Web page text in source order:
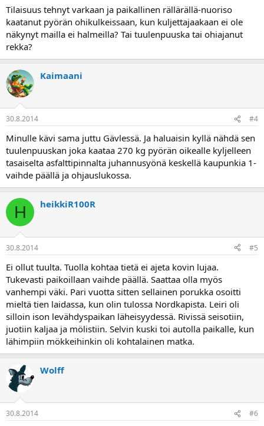
Tilaisuus tehnyt varkaan ja paikallinen rällärällä-nuoriso
kaatanut pyörän ohikulkeissaan, kun kuljettajaakaan ei ole
näkynyt mailla ei halmeilla? Tai tuulenpuuska tai ohiajanut
rekka?
Kaimaani
30.8.2014 #4
Minulle kävi sama juttu Gävlessä. Ja haluaisin kyllä nähdä sen
tuulenpuuskan joka kaataa 270 kg pyörän oikealle kyljelleen
tasaiselta asfalttipinnalta juhannusyönä keskellä kaupunkia 1-
vaihde päällä ja ohjauslukossa.
H heikkiR100R
30.8.2014 #5
Ei ollut tuulta. Tuolla kohtaa tietä ei ajeta kovin lujaa.
Tukevasti paikoillaan vaihde päällä. Saattaa olla myös
vanhempi väki. Pari vuotta sitten sellainen porukka osoitti
mieltä tien laidassa, kun olin tulossa Nordkapista. Leiri oli
silloin ison levähdyspaikan läheisyydessä. Rivissä seisotiin,
juotiin kaljaa ja mölistiin. Selvin kuski toi autolla paikalle, kun
lähimpiin mökkeihinkin oli kohtalainen matka.
Wolff
30.8.2014 #6